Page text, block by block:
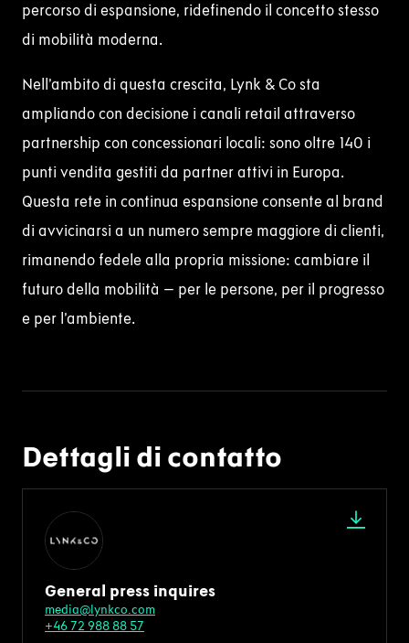
percorso di espansione, ridefinendo il concetto stesso
di mobilità moderna.
Nell’ambito di questa crescita, Lynk & Co sta
ampliando con decisione i canali retail attraverso
partnership con concessionari locali: sono oltre 140 i
punti vendita gestiti da partner attivi in Europa.
Questa rete in continua espansione consente al brand
di avvicinarsi a un numero sempre maggiore di clienti,
rimanendo fedele alla propria missione: cambiare il
futuro della mobilità – per le persone, per il progresso
e per l’ambiente.
Dettagli di contatto
General press inquires
media@lynkco.com
+46 72 988 88 57